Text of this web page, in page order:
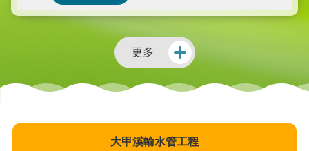
會苗栗縣調查站
更多
大甲溪輸水管工程